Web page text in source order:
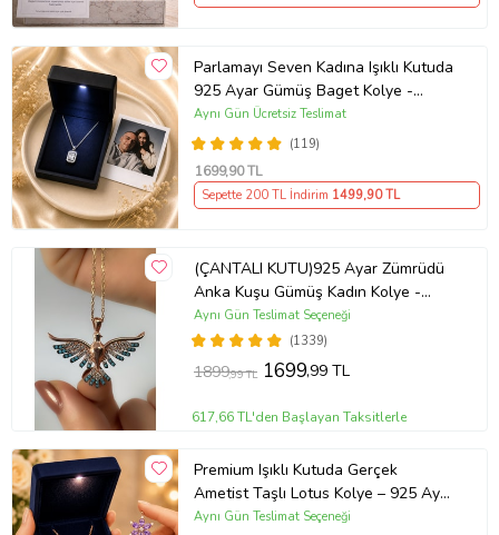
Parlamayı Seven Kadına Işıklı Kutuda
925 Ayar Gümüş Baget Kolye -
Kişiye Özel Fotoğraf Hediye
(119)
Aynı Gün Ücretsiz Teslimat
1699,90 TL
Sepette 200 TL İndirim 1499,90 TL
(ÇANTALI KUTU)925 Ayar Zümrüdü
Anka Kuşu Gümüş Kadın Kolye -
MAVİ
(1339)
Aynı Gün Teslimat Seçeneği
1899,99 TL 1699,99 TL
617,66 TL'den Başlayan Taksitlerle
Premium Işıklı Kutuda Gerçek
Ametist Taşlı Lotus Kolye – 925 Ayar
Gümüş Kadın Kolye
Aynı Gün Teslimat Seçeneği